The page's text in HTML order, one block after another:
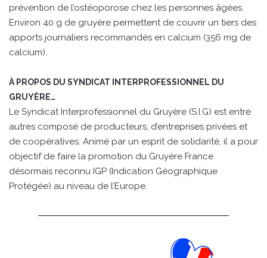
prévention de l’ostéoporose chez les personnes âgées.
Environ 40 g de gruyère permettent de couvrir un tiers des
apports journaliers recommandés en calcium (356 mg de
calcium).
À PROPOS DU SYNDICAT INTERPROFESSIONNEL DU
GRUYÈRE…
Le Syndicat Interprofessionnel du Gruyère (S.I.G) est entre
autres composé de producteurs, d’entreprises privées et
de coopératives. Animé par un esprit de solidarité, il a pour
objectif de faire la promotion du Gruyère France
désormais reconnu IGP (Indication Géographique
Protégée) au niveau de l’Europe.